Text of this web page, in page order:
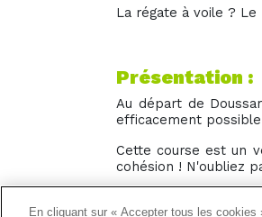
La régate à voile ?
Présentation :
Au départ de
efficacement
Cette course est un
cohésion ! N'oubliez
En cliquant sur « Accepter tous les